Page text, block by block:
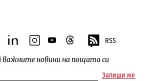
linkedininstagram
youtubethreads RSS
важните новини на пощата си
Запиши ме